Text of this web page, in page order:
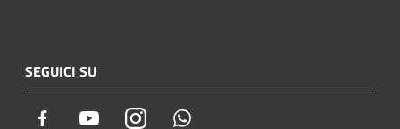
SEGUICI SU
Facebook YoutubeInstagram